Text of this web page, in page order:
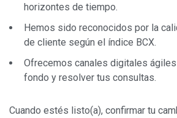
horizontes de tiempo.
Hemos sido reconocidos por la
de cliente según el índice BCX.
Ofrecemos canales digitales
fondo y resolver tus consultas.
Cuando estés listo(a), confirmar tu